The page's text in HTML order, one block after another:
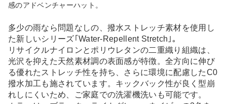
感のアドベンチャーハット。
多少の雨なら問題なしの、撥水ストレッチ素材を使用し
た新しいシリーズ｢Water‐Repellent Stretch｣。
リサイクルナイロンとポリウレタンの二重織り組織は、
光沢を抑えた天然素材調の表面感が特徴。全方向に伸び
る優れたストレッチ性を持ち、さらに環境に配慮したC0
撥水加工も施されています。キックバック性が良く型崩
れしにくいため、ご家庭での洗濯機洗いも可能です。